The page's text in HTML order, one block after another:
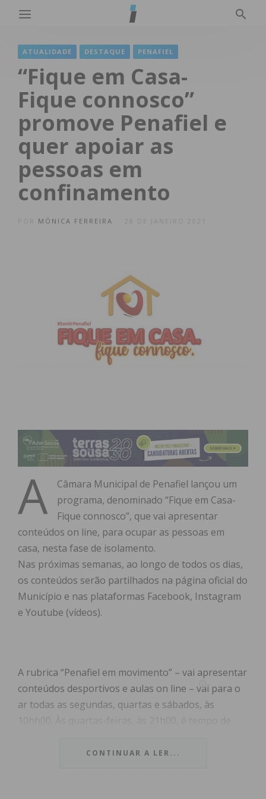
ATUALIDADE DESTAQUE PENAFIEL
“Fique em Casa-
Fique connosco”
promove Penafiel e
quer apoiar as
pessoas em
confinamento
MÓNICA FERREIRA 28 DE JANEIRO 2021
A
Câmara Municipal de Penafiel lançou um
programa, denominado “Fique em Casa-
Fique connosco”, que vai apresentar
conteúdos on line, para ocupar as pessoas em
casa, nesta fase de isolamento.
Nas próximas semanas, ao longo de todos os dias,
os conteúdos serão partilhados na página oficial do
Município e nas plataformas Facebook, Instagram
e Youtube (vídeos).
A rubrica “Penafiel em movimento” – vai apresentar
conteúdos desportivos e aulas on line – vai para o
ar todas as segundas, quartas e sábados, às
com uma visita guiada pelo património do
CONTINUAR A LER...